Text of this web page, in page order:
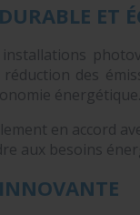
ET
des
énergétique.
en accord
aux besoins